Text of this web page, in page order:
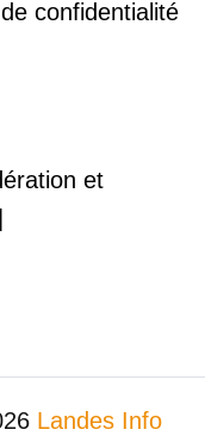
confidentialité
et
Landes Info